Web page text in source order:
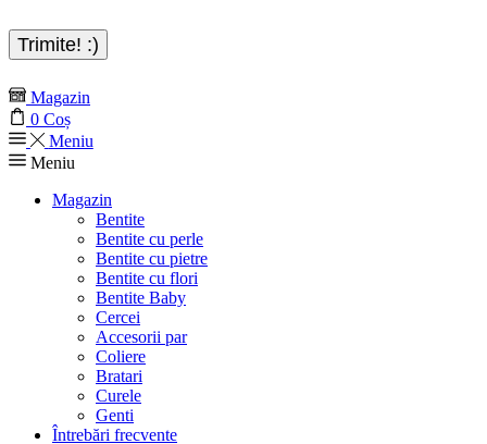
Magazin
0 Coș
Meniu
Meniu
Magazin
Bentite
Bentite cu perle
Bentite cu pietre
Bentite cu flori
Bentite Baby
Cercei
Accesorii par
Coliere
Bratari
Curele
Genti
Întrebări frecvente